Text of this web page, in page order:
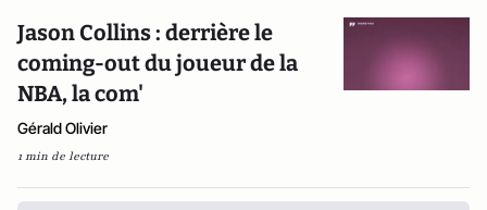
Jason Collins : derrière le
coming-out du joueur de la
NBA, la com'
Gérald Olivier
1 min de lecture